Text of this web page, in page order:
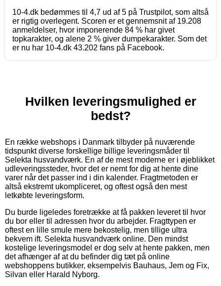
10-4.dk bedømmes til 4,7 ud af 5 på Trustpilot, som altså
er rigtig overlegent. Scoren er et gennemsnit af 19.208
anmeldelser, hvor imponerende 84 % har givet
topkarakter, og alene 2 % giver dumpekarakter. Som det
er nu har 10-4.dk 43.202 fans på Facebook.
Hvilken leveringsmulighed er
bedst?
En række webshops i Danmark tilbyder på nuværende
tidspunkt diverse forskellige billige leveringsmåder til
Selekta husvandværk. En af de mest moderne er i øjeblikket
udleveringssteder, hvor det er nemt for dig at hente dine
varer når det passer ind i din kalender. Fragtmetoden er
altså ekstremt ukompliceret, og oftest også den mest
letkøbte leveringsform.
Du burde ligeledes foretrække at få pakken leveret til hvor
du bor eller til adressen hvor du arbejder. Fragttypen er
oftest en lille smule mere bekostelig, men tillige ultra
bekvem ift. Selekta husvandværk online. Den mindst
kostelige leveringsmodel er dog selv at hente pakken, men
det afhænger af at du befinder dig tæt på online
webshoppens butikker, eksempelvis Bauhaus, Jem og Fix,
Silvan eller Harald Nyborg.